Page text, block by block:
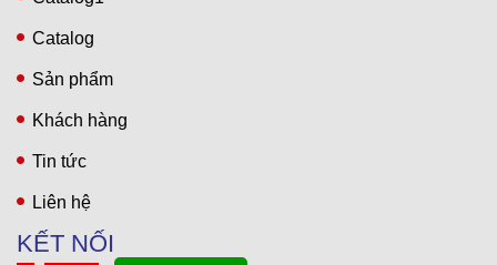
Catalog
Sản phẩm
Khách hàng
Tin tức
Liên hệ
KẾT NỐI